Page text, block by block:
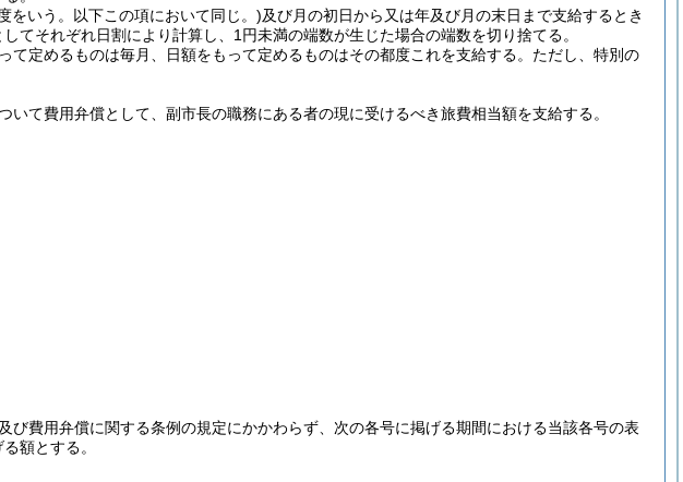
をいう。以下この項において同じ。)及び月の初日から又は年及び月の末日まで支給するとき
てそれぞれ日割により計算し、1円未満の端数が生じた場合の端数を切り捨てる。
定めるものは毎月、日額をもって定めるものはその都度これを支給する。 ただし、特別の
て費用弁償として、副市長の職務にある者の現に受けるべき旅費相当額を支給する。
び費用弁償に関する条例の規定にかかわらず、次の各号に掲げる期間における当該各号の表
額とする。